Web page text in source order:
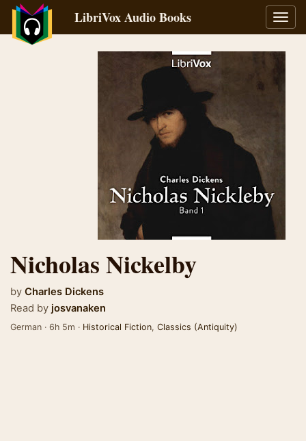
LibriVox Audio Books
Nicholas Nickelby
by Charles Dickens
Read by josvanaken
German · 6h 5m · Historical Fiction, Classics (Antiquity)